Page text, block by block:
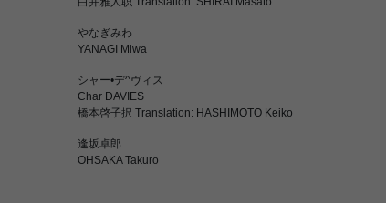
やなぎみわ
YANAGI Miwa
シャー•デ^ヴィス
Char DAVIES
橋本啓子択 Translation: HASHIMOTO Keiko
逢坂卓郎
OHSAKA Takuro